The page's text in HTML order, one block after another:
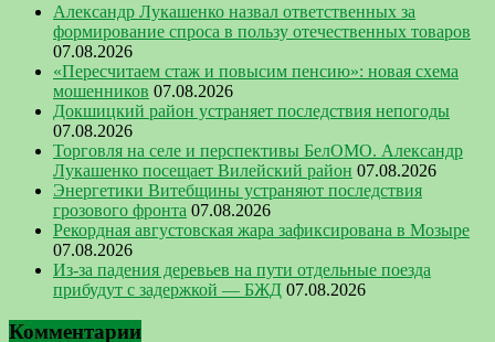
Александр Лукашенко назвал ответственных за
формирование спроса в пользу отечественных товаров
07.08.2026
«Пересчитаем стаж и повысим пенсию»: новая схема
мошенников 07.08.2026
Докшицкий район устраняет последствия непогоды
07.08.2026
Торговля на селе и перспективы БелОМО. Александр
Лукашенко посещает Вилейский район 07.08.2026
Энергетики Витебщины устраняют последствия
грозового фронта 07.08.2026
Рекордная августовская жара зафиксирована в Мозыре
07.08.2026
Из-за падения деревьев на пути отдельные поезда
прибудут с задержкой — БЖД 07.08.2026
Комментарии